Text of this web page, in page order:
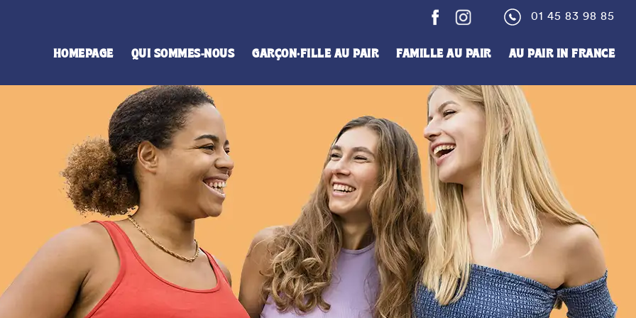
01 45 83 98 85
HOMEPAGE QUI SOMMES-NOUS GARÇON·FILLE AU PAIR FAMILLE AU PAIR AU PAIR IN FRANCE